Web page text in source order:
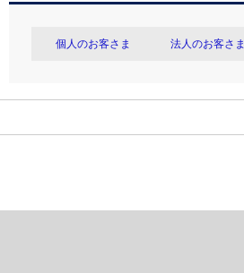
個人のお客さま 法人のお客さま